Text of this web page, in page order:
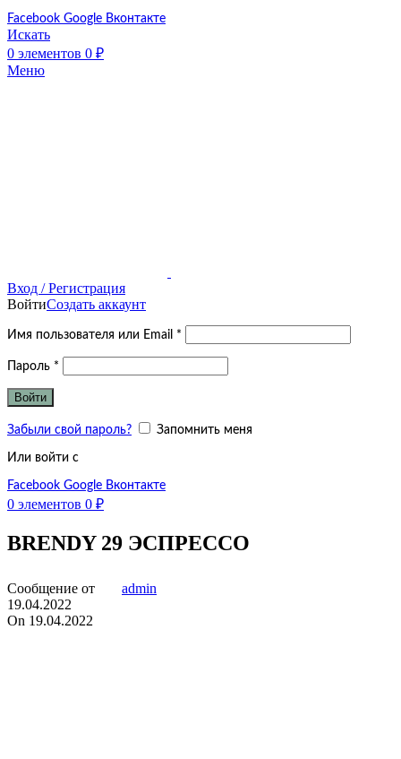
Facebook Google Вконтакте
Искать
0 элементов 0 ₽
Меню
Вход / Регистрация
ВойтиСоздать аккаунт
Имя пользователя или Email *
Пароль *
Войти
Забыли свой пароль? Запомнить меня
Или войти с
Facebook Google Вконтакте
0 элементов 0 ₽
BRENDY 29 ЭСПРЕССО
Сообщение от
admin
19.04.2022
On 19.04.2022